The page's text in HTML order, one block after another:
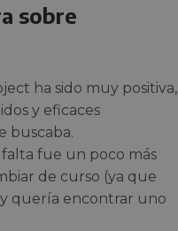
sobre
ha sido muy positiva,
y eficaces
buscaba.
fue un poco más
de curso (ya que
quería encontrar uno